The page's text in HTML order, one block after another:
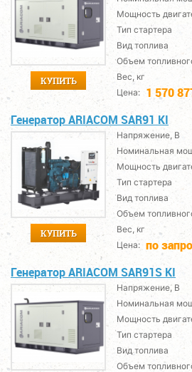
КУПИТЬ
Мощность
Тип стартера
Вид топлива
Объем
Вес, кг
Цена: 1 570
Генератор ARIACOM SAR91 KI
КУПИТЬ
Напряжение, В
Номинальная
Мощность
Тип стартера
Вид топлива
Объем
Вес, кг
Цена: по
Генератор ARIACOM SAR91S KI
Напряжение, В
Номинальная
Мощность
Тип стартера
Вид топлива
Объем